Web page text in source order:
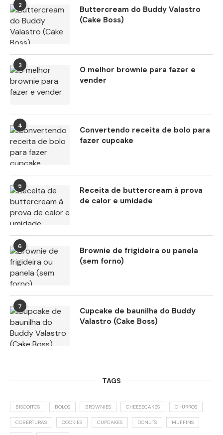
2
Buttercream do Buddy Valastro
(Cake Boss)
3
O melhor brownie para fazer e
vender
4
Convertendo receita de bolo para
fazer cupcake
5
Receita de buttercream à prova
de calor e umidade
6
Brownie de frigideira ou panela
(sem forno)
7
Cupcake de baunilha do Buddy
Valastro (Cake Boss)
TAGS
BISCOITOS BOLOS BROWNIES CHEESECAKES CHURROS
COBERTURAS COOKIES CUPCAKES DONUTS MUFFINS